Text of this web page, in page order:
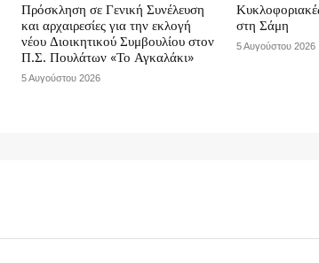
Πρόσκληση σε Γενική Συνέλευση
και αρχαιρεσίες για την εκλογή
νέου Διοικητικού Συμβουλίου στον
Π.Σ. Πουλάτων «Το Αγκαλάκι»
5 Αυγούστου 2026
στη Σάμη
5 Αυγούστου 2026